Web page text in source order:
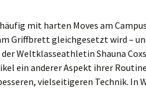
mit harten Moves am
Griffbrett gleichgesetzt wird –
Weltklasseathletin Shauna
ein anderer Aspekt ihrer
vielseitigeren Technik. In